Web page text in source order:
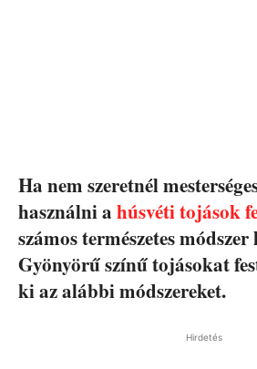
Ha nem szeretnél
használni a húsvéti tojások
számos természetes
Gyönyörű színű tojásokat
ki az alábbi módszereket.
Hirdetés